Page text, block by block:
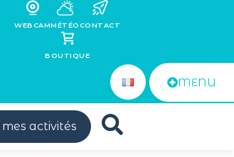
WEBCAMMÉTÉOCONTACT
BOUTIQUE
MENU
activités